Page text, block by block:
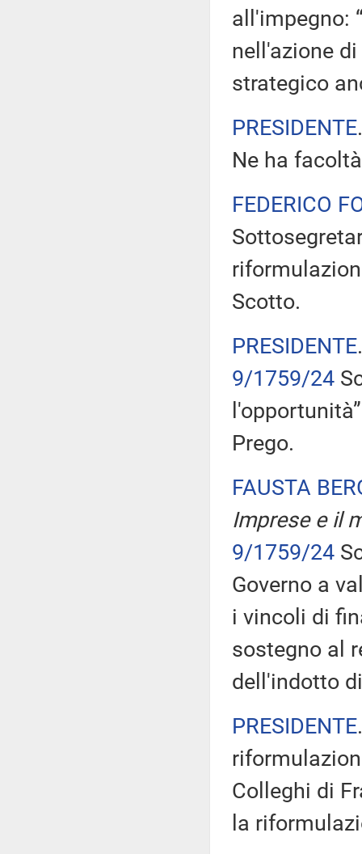
all'impegno:
nell'azione
strategico
PRESIDENTE
Ne ha
FEDERICO
Scotto.
PRESIDENTE
9/1759/24
Prego.
FAUSTA
Imprese e il
9/1759/24
Governo a
i vincoli di
sostegno al
dell'indotto
PRESIDENTE
Colleghi di
la